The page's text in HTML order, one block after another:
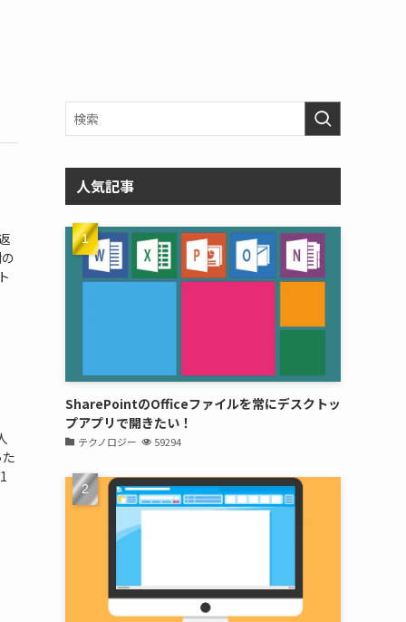
人気記事
SharePointのOfficeファイルを常にデスクトッ
プアプリで開きたい！
テクノロジー 59294